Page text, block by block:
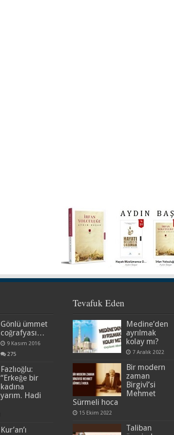
Gönlü ümmet
coğrafyası…
9 Kasım 2016
275
Fazlıoğlu:
“Erkeğe bir
kadına
yarım. Hadi
Kur’an’ı
Tevafuk Eden
Medine’den
ayrılmak
kolay mı?
7 Aralık 2022
Bir modern
zaman
Birgivî’si
Mehmet
Sürmeli hoca
15 Ekim 2022
Taliban